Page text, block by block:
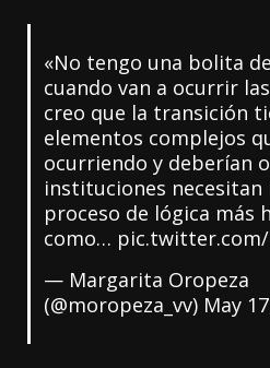
«No tengo una bolita
cuando van a ocurrir
creo que la transición
elementos complejos
ocurriendo y deberían
instituciones necesitan
proceso de lógica más
como… pic.twitter.com/
— Margarita Oropeza
(@moropeza_vv) May